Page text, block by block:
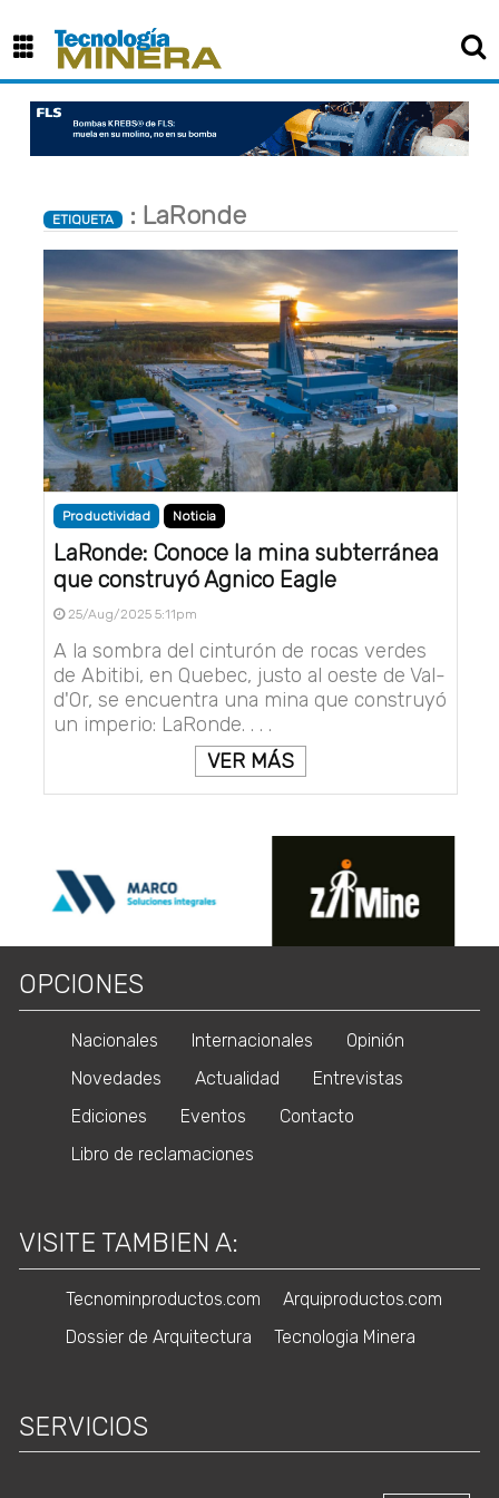
ETIQUETA : LaRonde
Productividad Noticia
LaRonde: Conoce la mina subterránea
que construyó Agnico Eagle
25/Aug/2025 5:11pm
A la sombra del cinturón de rocas verdes
de Abitibi, en Quebec, justo al oeste de Val-
d'Or, se encuentra una mina que construyó
un imperio: LaRonde. . . .
VER MÁS
OPCIONES
Nacionales Internacionales
Opinión
Novedades
Actualidad
Entrevistas
Ediciones
Eventos
Contacto
Libro de reclamaciones
VISITE TAMBIEN A:
Tecnominproductos.com
Arquiproductos.com
Dossier de Arquitectura
Tecnologia Minera
SERVICIOS